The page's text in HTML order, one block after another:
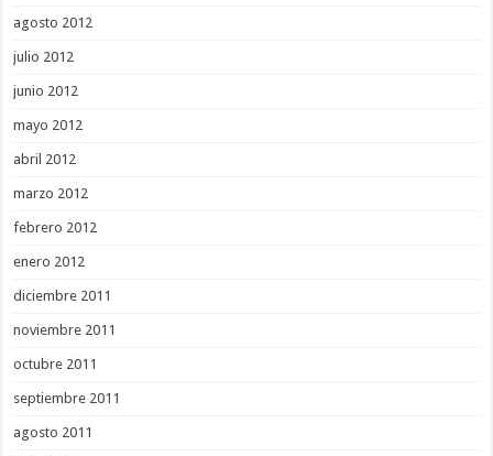
agosto 2012
julio 2012
junio 2012
mayo 2012
abril 2012
marzo 2012
febrero 2012
enero 2012
diciembre 2011
noviembre 2011
octubre 2011
septiembre 2011
agosto 2011